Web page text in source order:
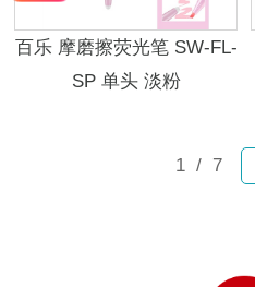
百乐 摩磨擦荧光笔 SW-FL-
SP 单头 淡粉
1/ 7